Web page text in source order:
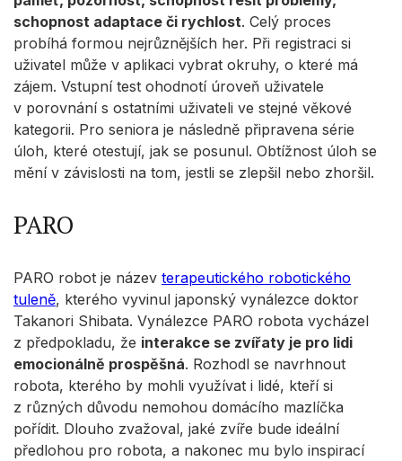
schopnost adaptace či rychlost. Celý proces
probíhá formou nejrůznějších her. Při registraci si
uživatel může v aplikaci vybrat okruhy, o které má
zájem. Vstupní test ohodnotí úroveň uživatele
v porovnání s ostatními uživateli ve stejné věkové
kategorii. Pro seniora je následně připravena série
úloh, které otestují, jak se posunul. Obtížnost úloh se
mění v závislosti na tom, jestli se zlepšil nebo zhoršil.
PARO
PARO robot je název terapeutického robotického
tuleně, kterého vyvinul japonský vynálezce doktor
Takanori Shibata. Vynálezce PARO robota vycházel
z předpokladu, že interakce se zvířaty je pro lidi
emocionálně prospěšná. Rozhodl se navrhnout
robota, kterého by mohli využívat i lidé, kteří si
z různých důvodu nemohou domácího mazlíčka
pořídit. Dlouho zvažoval, jaké zvíře bude ideální
předlohou pro robota, a nakonec mu bylo inspirací